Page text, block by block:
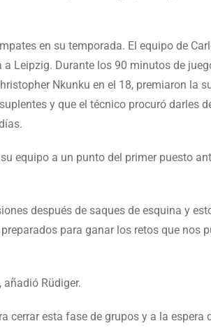
en su temporada. El equipo de
Leipzig. Durante los 90 minutos de
Nkunku en el 18, premiaron la
y que el técnico procuró darles
equipo a un punto del primer puesto
después de saques de esquina y
para ganar los retos que nos
Rüdiger.
cerrar esta fase de grupos y a la espera